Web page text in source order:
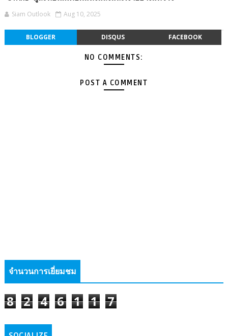
Siam Outlook Aug 10, 2025
BLOGGER DISQUS FACEBOOK
NO COMMENTS:
POST A COMMENT
จำนวนการเยี่ยมชม
8 2 4 6 1 1 7